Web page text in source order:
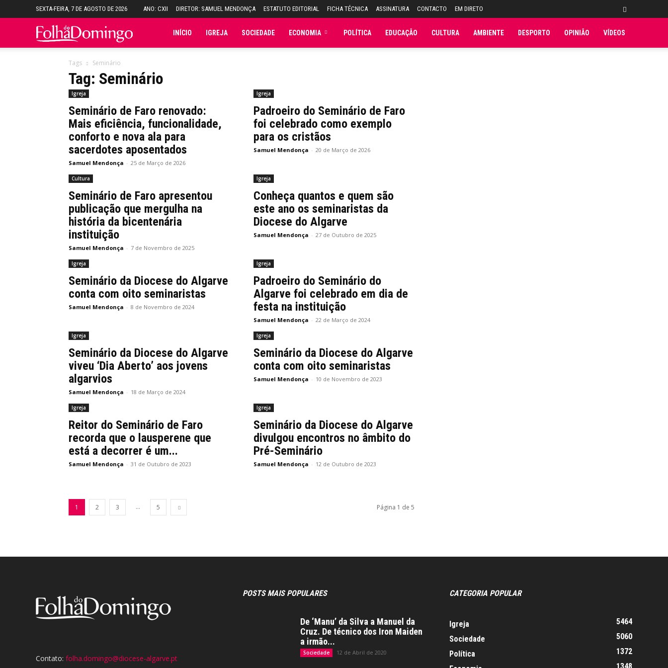
SEXTA-FEIRA, 7 DE AGOSTO DE 2026 ANO: CXII DIRETOR: SAMUEL MENDONÇA ESTATUTO EDITORIAL FICHA TÉCNICA ASSINATURA CONTACTO EM DIRETO
Folha INÍCIO IGREJA SOCIEDADE ECONOMIA POLÍTICA EDUCAÇÃO CULTURA AMBIENTE DESPORTO OPINIÃO VÍDEOS
Tags Seminário
Tag: Seminário
Igreja
Seminário de Faro renovado:
Mais eficiência, funcionalidade,
conforto e nova ala para
sacerdotes aposentados
Samuel Mendonça - 25 de Março de 2026
Igreja
Padroeiro do Seminário de Faro
foi celebrado como exemplo
para os cristãos
Samuel Mendonça - 20 de Março de 2026
Cultura
Seminário de Faro apresentou
publicação que mergulha na
história da bicentenária
instituição
Samuel Mendonça - 7 de Novembro de 2025
Igreja
Conheça quantos e quem são
este ano os seminaristas da
Diocese do Algarve
Samuel Mendonça - 27 de Outubro de 2025
Igreja
Seminário da Diocese do Algarve
conta com oito seminaristas
Samuel Mendonça - 8 de Novembro de 2024
Igreja
Padroeiro do Seminário do
Algarve foi celebrado em dia de
festa na instituição
Samuel Mendonça - 22 de Março de 2024
Igreja
Seminário da Diocese do Algarve
viveu ‘Dia Aberto’ aos jovens
algarvios
Samuel Mendonça - 18 de Março de 2024
Igreja
Seminário da Diocese do Algarve
conta com oito seminaristas
Samuel Mendonça - 10 de Novembro de 2023
Igreja
Reitor do Seminário de Faro
recorda que o lausperene que
está a decorrer é um...
Samuel Mendonça - 31 de Outubro de 2023
Igreja
Seminário da Diocese do Algarve
divulgou encontros no âmbito do
Pré-Seminário
Samuel Mendonça - 12 de Outubro de 2023
1 2 3 ... 5 Página 1 de 5
Contato: folha.domingo@diocese-algarve.pt
POSTS MAIS POPULARES
De ‘Manu’ da Silva a Manuel da
Cruz. De técnico dos Iron Maiden
a irmão...
Sociedade 12 de Abril de 2020
CATEGORIA POPULAR
Igreja
5464
Sociedade
5060
Política
1372